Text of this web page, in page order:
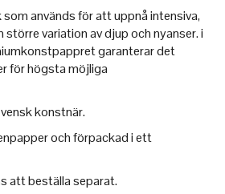
används för att uppnå intensiva,
variation av djup och nyanser. i
garanterar det
för högsta möjliga
konstnär.
och förpackad i ett
att beställa separat.